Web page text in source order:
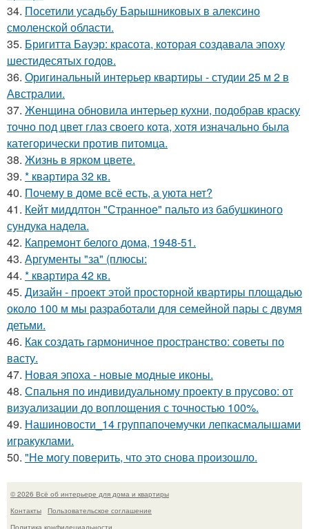
34. Посетили усадьбу Барышниковых в алексино
смоленской области.
35. Бригитта Бауэр: красота, которая создавала эпоху
шестидесятых годов.
36. Оригинальный интерьер квартиры - студии 25 м 2 в
Австралии.
37. Женщина обновила интерьер кухни, подобрав краску
точно под цвет глаз своего кота, хотя изначально была
категорически против питомца.
38. Жизнь в ярком цвете.
39. * квартира 32 кв.
40. Почему в доме всё есть, а уюта нет?
41. Кейт миддлтон "Странное" пальто из бабушкиного
сундука надела.
42. Капремонт белого дома, 1948-51.
43. Аргументы "за" (плюсы:
44. * квартира 42 кв.
45. Дизайн - проект этой просторной квартиры площадью
около 100 м мы разработали для семейной пары с двумя
детьми.
46. Как создать гармоничное пространство: советы по
васту.
47. Новая эпоха - новые модные иконы.
48. Спальня по индивидуальному проекту в прусово: от
визуализации до воплощения с точностью 100%.
49. Нашиновости_14 группапочемучки лепкасмалышами
игракуклами.
50. "Не могу поверить, что это снова произошло.
© 2026 Всё об интерьере для дома и квартиры
Контакты
Пользовательское соглашение
Политика конфидециальности